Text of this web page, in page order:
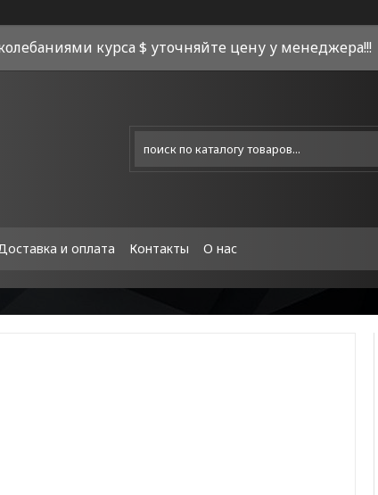
курса $ уточняйте цену у менеджера!!!
и оплата Контакты О нас